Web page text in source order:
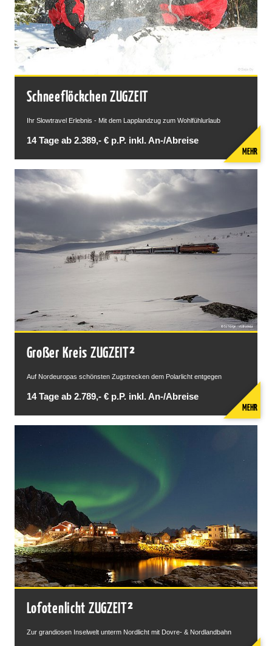
Schneeflöckchen ZUGZEIT
Ihr Slowtravel Erlebnis - Mit dem Lapplandzug zum Wohlfühlurlaub
14 Tage ab 2.389,- € p.P. inkl. An-/Abreise
MEHR
Großer Kreis ZUGZEIT²
Auf Nordeuropas schönsten Zugstrecken dem Polarlicht entgegen
14 Tage ab 2.789,- € p.P. inkl. An-/Abreise
MEHR
Lofotenlicht ZUGZEIT²
Zur grandiosen Inselwelt unterm Nordlicht mit Dovre- & Nordlandbahn